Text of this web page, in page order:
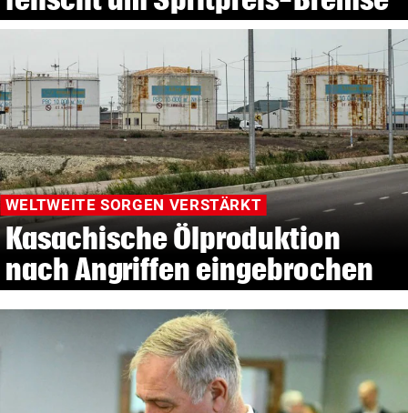
WELTWEITE SORGEN VERSTÄRKT
Kasachische Ölproduktion
nach Angriffen eingebrochen